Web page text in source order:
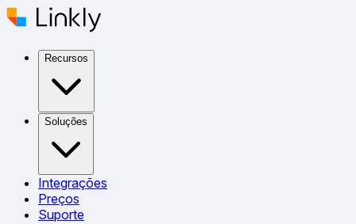
Recursos
Soluções
Integrações
Preços
Suporte